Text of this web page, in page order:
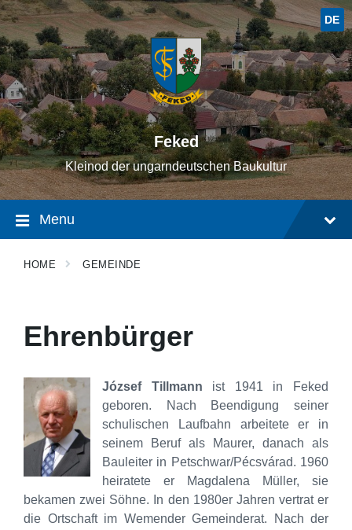
Skip
to
content
Skip
to
main
navigation
Skip
to
footer
DE
Feked
Kleinod der ungarndeutschen Baukultur
Menu
HOME GEMEINDE
Ehrenbürger
József Tillmann ist 1941 in Feked
geboren. Nach Beendigung seiner
schulischen Laufbahn arbeitete er in
seinem Beruf als Maurer, danach als
Bauleiter in Petschwar/Pécsvárad. 1960
heiratete er Magdalena Müller, sie
bekamen zwei Söhne. In den 1980er Jahren vertrat er
die Ortschaft im Wemender Gemeinderat. Nach der